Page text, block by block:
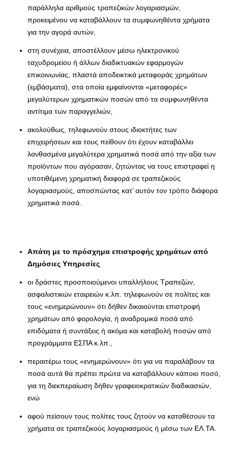
παράλληλα αριθμούς τραπεζικών λογαριασμών,
προκειμένου να καταβάλλουν τα συμφωνηθέντα χρήματα
για την αγορά αυτών,
στη συνέχεια, αποστέλλουν μέσω ηλεκτρονικού
ταχυδρομείου ή άλλων διαδικτυακών εφαρμογών
επικοινωνίας, πλαστά αποδεικτικά μεταφοράς χρημάτων
(εμβάσματα), στα οποία εμφαίνονται «μεταφορές»
μεγαλύτερων χρηματικών ποσών από τα συμφωνηθέντα
αντίτιμα των παραγγελιών,
ακολούθως, τηλεφωνούν στους ιδιοκτήτες των
επιχειρήσεων και τους πείθουν ότι έχουν καταβάλλει
λανθασμένα μεγαλύτερα χρηματικά ποσά από την αξία των
προϊόντων που αγόρασαν, ζητώντας να τους επιστραφεί η
υποτιθέμενη χρηματική διαφορά σε τραπεζικούς
λογαριασμούς, αποσπώντας κατ’ αυτόν τον τρόπο διάφορα
χρηματικά ποσά.
Απάτη με το πρόσχημα επιστροφής χρημάτων από
Δημόσιες Υπηρεσίες
οι δράστες προσποιούμενοι υπαλλήλους Τραπεζών,
ασφαλιστικών εταιρειών κ.λπ. τηλεφωνούν σε πολίτες και
τους «ενημερώνουν» ότι δήθεν δικαιούνται επιστροφή
χρημάτων από φορολογία, ή αναδρομικά ποσά από
επιδόματα ή συντάξεις ή ακόμα και καταβολή ποσών από
προγράμματα ΕΣΠΑ κ.λπ.,
περαιτέρω τους «ενημερώνουν» ότι για να παραλάβουν τα
ποσά αυτά θα πρέπει πρώτα να καταβάλλουν κάποιο ποσό,
για τη διεκπεραίωση δήθεν γραφειοκρατικών διαδικασιών,
ενώ
αφού πείσουν τους πολίτες τους ζητούν να καταθέσουν τα
χρήματα σε τραπεζικούς λογαριασμούς ή μέσω των ΕΛ.ΤΑ.